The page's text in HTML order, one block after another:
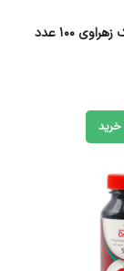
100 عدد
خرید